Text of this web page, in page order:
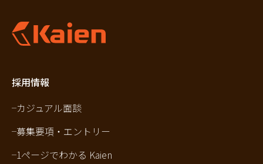
採用情報
カジュアル面談
募集要項・エントリー
1ページでわかる Kaien